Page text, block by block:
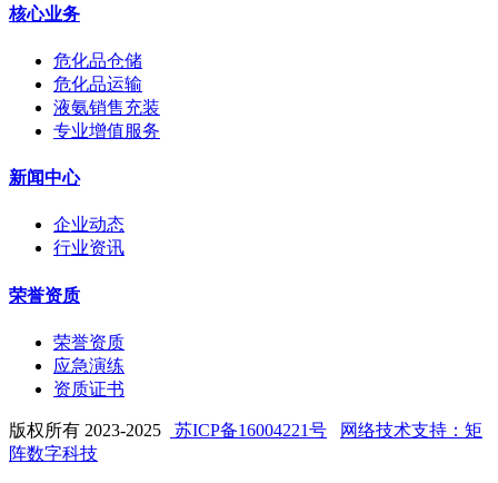
核心业务
危化品仓储
危化品运输
液氨销售充装
专业增值服务
新闻中心
企业动态
行业资讯
荣誉资质
荣誉资质
应急演练
资质证书
版权所有 2023-2025 苏ICP备16004221号
网络技术支持：矩
阵数字科技